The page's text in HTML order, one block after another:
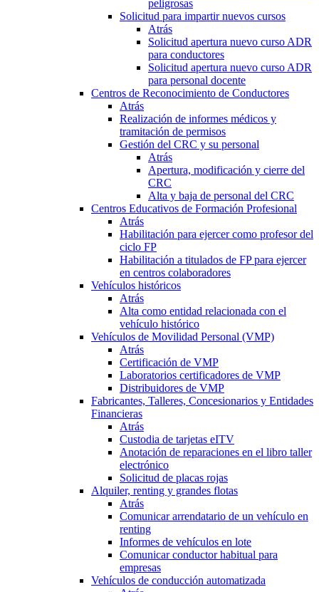
peligrosas
Solicitud para impartir nuevos cursos
Atrás
Solicitud apertura nuevo curso ADR
para conductores
Solicitud apertura nuevo curso ADR
para personal docente
Centros de Reconocimiento de Conductores
Atrás
Realización de informes médicos y
tramitación de permisos
Gestión del CRC y su personal
Atrás
Apertura, modificación y cierre del
CRC
Alta y baja de personal del CRC
Centros Educativos de Formación Profesional
Atrás
Habilitación para ejercer como profesor del
ciclo FP
Habilitación a titulados de FP para ejercer
en centros colaboradores
Vehículos históricos
Atrás
Alta como entidad relacionada con el
vehículo histórico
Vehículos de Movilidad Personal (VMP)
Atrás
Certificación de VMP
Laboratorios certificadores de VMP
Distribuidores de VMP
Fabricantes, Talleres, Concesionarios y Entidades
Financieras
Atrás
Custodia de tarjetas eITV
Anotación de reparaciones en el libro taller
electrónico
Solicitud de placas rojas
Alquiler, renting y grandes flotas
Atrás
Comunicar arrendatario de un vehículo en
renting
Informes de vehículos en lote
Comunicar conductor habitual para
empresas
Vehículos de conducción automatizada